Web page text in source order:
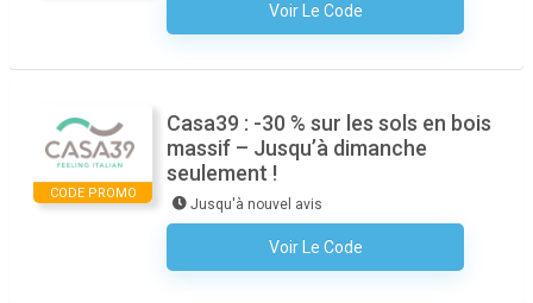
Voir Le Code
Aucun Code N'est Nécessaire
CODE PROMO
Casa39 : -30 % sur les sols en bois
massif – Jusqu’à dimanche
seulement !
Jusqu'à nouvel avis
Voir Le Code
Aucun Code N'est Nécessaire